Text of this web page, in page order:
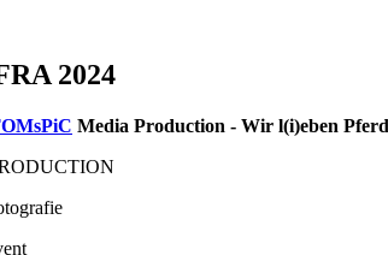
2024
Media Production - Wir l(i)eben